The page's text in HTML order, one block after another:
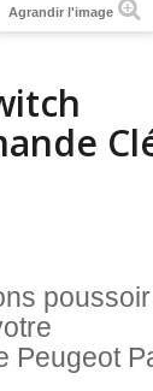
Agrandir l'image
Peugeot